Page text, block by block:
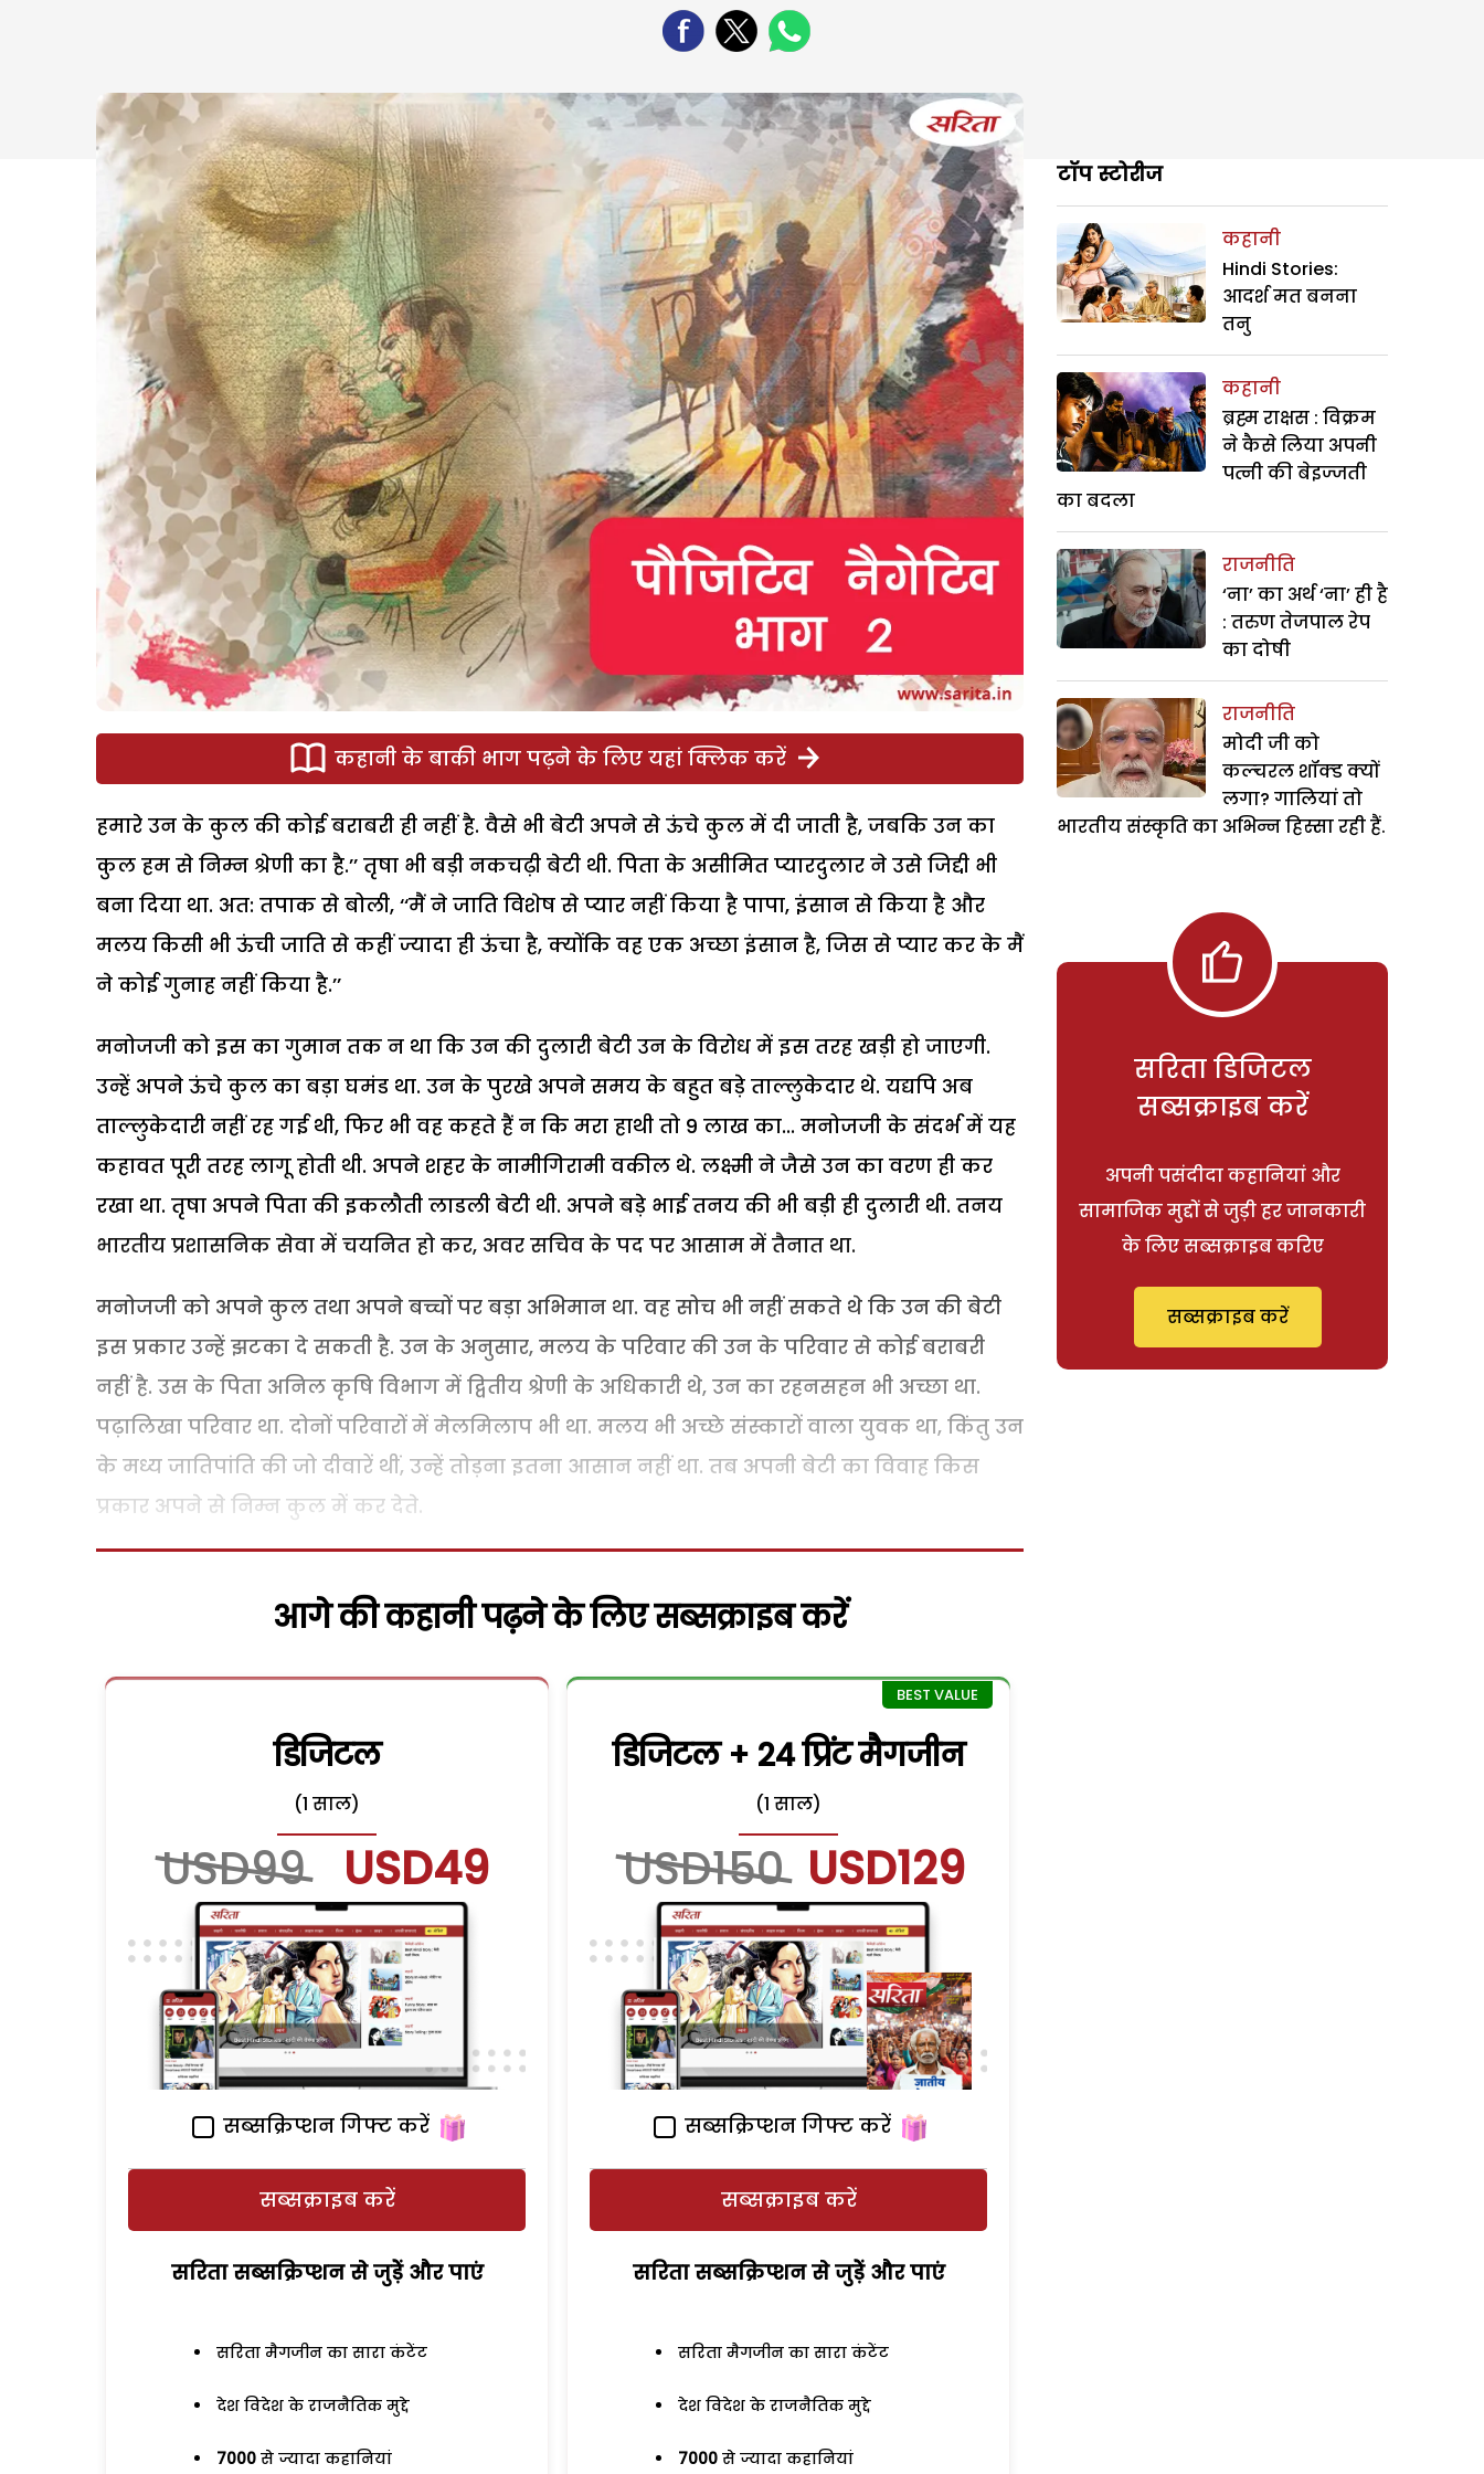
कहानी के बाकी भाग पढ़ने के लिए यहां क्लिक करें
हमारे उन के कुल की कोई बराबरी ही नहीं है. वैसे भी बेटी अपने से ऊंचे कुल में दी जाती है, जबकि उन का
कुल हम से निम्न श्रेणी का है.’’ तृषा भी बड़ी नकचढ़ी बेटी थी. पिता के असीमित प्यारदुलार ने उसे जिद्दी भी
बना दिया था. अत: तपाक से बोली, ‘‘मैं ने जाति विशेष से प्यार नहीं किया है पापा, इंसान से किया है और
मलय किसी भी ऊंची जाति से कहीं ज्यादा ही ऊंचा है, क्योंकि वह एक अच्छा इंसान है, जिस से प्यार कर के मैं
ने कोई गुनाह नहीं किया है.’’
मनोजजी को इस का गुमान तक न था कि उन की दुलारी बेटी उन के विरोध में इस तरह खड़ी हो जाएगी.
उन्हें अपने ऊंचे कुल का बड़ा घमंड था. उन के पुरखे अपने समय के बहुत बड़े ताल्लुकेदार थे. यद्यपि अब
ताल्लुकेदारी नहीं रह गई थी, फिर भी वह कहते हैं न कि मरा हाथी तो 9 लाख का... मनोजजी के संदर्भ में यह
कहावत पूरी तरह लागू होती थी. अपने शहर के नामीगिरामी वकील थे. लक्ष्मी ने जैसे उन का वरण ही कर
रखा था. तृषा अपने पिता की इकलौती लाडली बेटी थी. अपने बड़े भाई तनय की भी बड़ी ही दुलारी थी. तनय
भारतीय प्रशासनिक सेवा में चयनित हो कर, अवर सचिव के पद पर आसाम में तैनात था.
मनोजजी को अपने कुल तथा अपने बच्चों पर बड़ा अभिमान था. वह सोच भी नहीं सकते थे कि उन की बेटी
इस प्रकार उन्हें झटका दे सकती है. उन के अनुसार, मलय के परिवार की उन के परिवार से कोई बराबरी
नहीं है. उस के पिता अनिल कृषि विभाग में द्वितीय श्रेणी के अधिकारी थे, उन का रहनसहन भी अच्छा था.
पढ़ालिखा परिवार था. दोनों परिवारों में मेलमिलाप भी था. मलय भी अच्छे संस्कारों वाला युवक था, किंतु उन
के मध्य जातिपांति की जो दीवारें थीं, उन्हें तोड़ना इतना आसान नहीं था. तब अपनी बेटी का विवाह किस
प्रकार अपने से निम्न कुल में कर देते.
आगे की कहानी पढ़ने के लिए सब्सक्राइब करें
डिजिटल
(1 साल)
USD99 USD49
सब्सक्रिप्शन गिफ्ट करें
सब्सक्राइब करें
सरिता सब्सक्रिप्शन से जुड़ेें और पाएं
सरिता मैगजीन का सारा कंटेंट
देश विदेश के राजनैतिक मुद्दे
7000 से ज्यादा कहानियां
डिजिटल + 24 प्रिंट मैगजीन
(1 साल)
USD150 USD129
सब्सक्रिप्शन गिफ्ट करें
सब्सक्राइब करें
सरिता सब्सक्रिप्शन से जुड़ेें और पाएं
सरिता मैगजीन का सारा कंटेंट
देश विदेश के राजनैतिक मुद्दे
7000 से ज्यादा कहानियां
टॉप स्टोरीज
कहानी
Hindi Stories:
आदर्श मत बनना
तनु
कहानी
ब्रह्म राक्षस : विक्रम
ने कैसे लिया अपनी
पत्नी की बेइज्जती
का बदला
राजनीति
‘ना’ का अर्थ ‘ना’ ही है
: तरुण तेजपाल रेप
का दोषी
राजनीति
मोदी जी को
कल्चरल शॉक्ड क्यों
लगा? गालियां तो
भारतीय संस्कृति का अभिन्न हिस्सा रही हैं.
सरिता डिजिटल
सब्सक्राइब करें
अपनी पसंदीदा कहानियां और
सामाजिक मुद्दों से जुड़ी हर जानकारी
के लिए सब्सक्राइब करिए
सब्सक्राइब करें